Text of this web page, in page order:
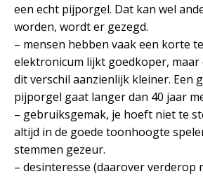
een echt pijporgel. Dat kan wel
worden, wordt er gezegd.
– mensen hebben vaak een korte
elektronicum lijkt goedkoper,
dit verschil aanzienlijk kleiner. Een
pijporgel gaat langer dan 40 jaar
– gebruiksgemak, je hoeft niet te
altijd in de goede toonhoogte
stemmen gezeur.
– desinteresse (daarover verderop